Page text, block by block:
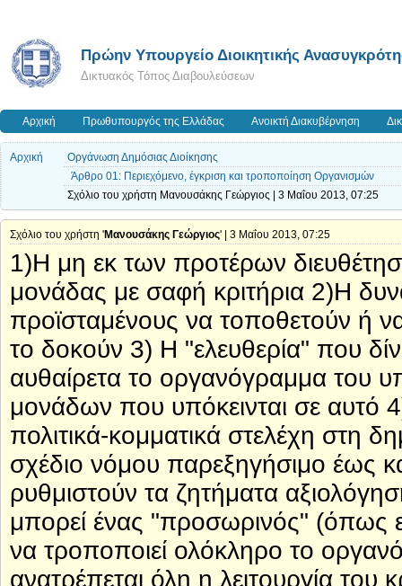
Πρώην Υπουργείο Διοικητικής
Δικτυακός Τόπος Διαβουλεύσεων
Αρχική Πρωθυπουργός της Ελλάδας Ανοικτή Διακυβέρνηση
Αρχική
Οργάνωση Δημόσιας Διοίκησης
Άρθρο 01: Περιεχόμενο, έγκριση και τροποποίηση Οργανισμών
Σχόλιο του χρήστη Μανουσάκης Γεώργιος | 3 Μαΐου 2013, 07:25
Σχόλιο του χρήστη 'Μανουσάκης Γεώργιος' | 3 Μαΐου 2013, 07:25
1)Η μη εκ των προτέρων
μονάδας με σαφή κριτήρια 2)Η
προϊσταμένους να τοποθετούν ή
το δοκούν 3) Η "ελευθερία" που
αυθαίρετα το οργανόγραμμα του
μονάδων που υπόκεινται σε αυτό
πολιτικά-κομματικά στελέχη στη
σχέδιο νόμου παρεξηγήσιμο έως
ρυθμιστούν τα ζητήματα
μπορεί ένας "προσωρινός" (όπως
να τροποποιεί ολόκληρο το
ανατρέπεται όλη η λειτουργία